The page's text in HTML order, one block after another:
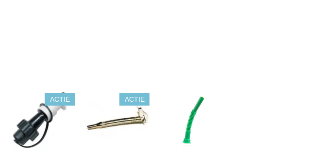
ACTIE ACTIE